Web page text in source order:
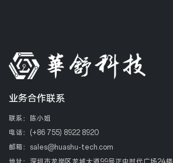
业务合作联系
联系：陈小姐
电话： (+86 755) 8922 8920
邮箱： sales@huashu-tech.com